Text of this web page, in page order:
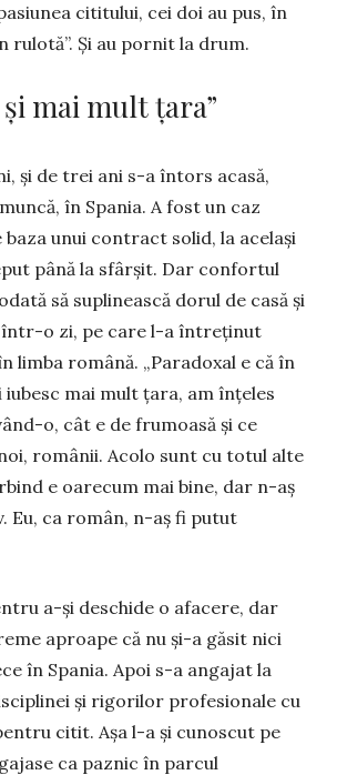
cititului, cei doi au pus, în
rulotă”. Și au pornit la drum.
mai mult țara”
și de trei ani s-a întors acasă,
în Spania. A fost un caz
unui contract solid, la același
până la sfârșit. Dar confortul
să suplinească dorul de casă și
într-o zi, pe care l-a întreținut
limba română. „Para­doxal e că în
mai mult țara, am înțeles
o, cât e de frumoasă și ce
românii. Acolo sunt cu totul alte
e oarecum mai bine, dar n-aș
Eu, ca român, n-aș fi putut
a-și deschide o afacere, dar
aproape că nu și-a găsit nici
în Spania. Apoi s-a angajat la
și rigorilor profe­sio­nale cu
citit. Așa l-a și cunoscut pe
ca paznic în parcul